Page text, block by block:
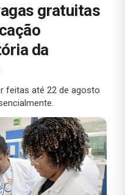
gratuitas
da
feitas até 22 de agosto